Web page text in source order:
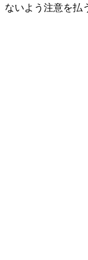
ないよう注意を払